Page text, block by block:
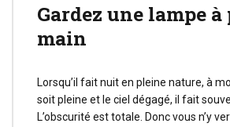
Gardez une lampe à
main
Lorsqu’il fait nuit en pleine nature, à
soit pleine et le ciel dégagé, il fait
L’obscurité est totale. Donc vous n’y